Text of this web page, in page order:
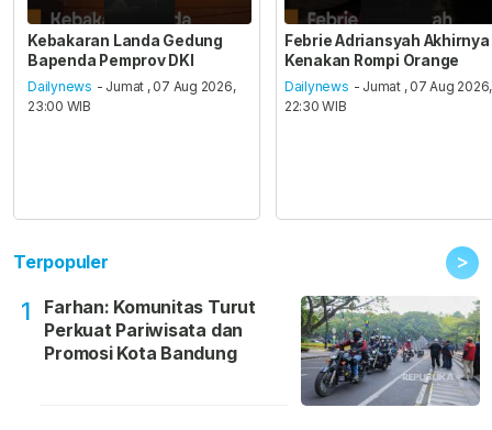
Kebakaran Landa Gedung
Bapenda Pemprov DKI
Dailynews - Jumat , 07 Aug 2026,
23:00 WIB
Febrie Adriansyah Akhirnya
Kenakan Rompi Orange
Dailynews - Jumat , 07 Aug 2026,
22:30 WIB
Terpopuler >
1
Farhan: Komunitas Turut
Perkuat Pariwisata dan
Promosi Kota Bandung